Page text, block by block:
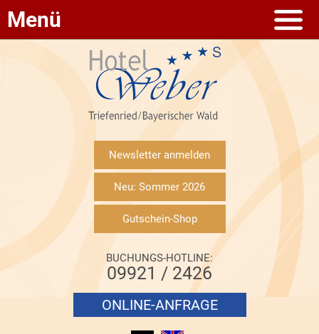
Newsletter anmelden
Neu: Sommer 2026
Gutschein-Shop
BUCHUNGS-HOTLINE:
09921 / 2426
ONLINE-ANFRAGE
Menü